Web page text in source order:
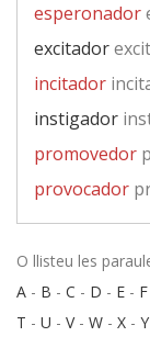
esperonador
excitador
incitador
instigador
promovedor
provocador
O llisteu les
A - B - C - D - E - F
T - U - V- W - X - Y